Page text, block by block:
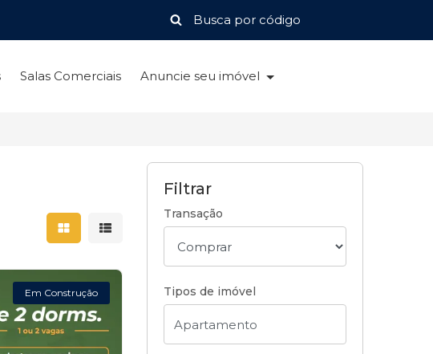
Salas Comerciais Anuncie seu imóvel
Mostrar resultados em grade
Mostrar resultados em lista
Em Construção
Filtrar
Transação
Tipos de imóvel